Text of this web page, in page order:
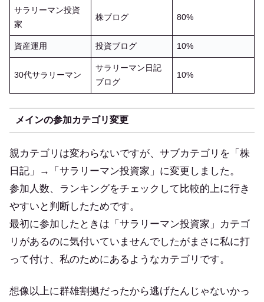
サラリーマン投資
家
株ブログ 80%
資産運用 投資ブログ 10%
30代サラリーマン
サラリーマン日記
ブログ
10%
メインの参加カテゴリ変更
親カテゴリは変わらないですが、サブカテゴリを「株
日記」→「サラリーマン投資家」に変更しました。
参加人数、ランキングをチェックして比較的上に行き
やすいと判断したためです。
最初に参加したときは「サラリーマン投資家」カテゴ
リがあるのに気付いていませんでしたがまさに私に打
って付け、私のためにあるようなカテゴリです。
想像以上に群雄割拠だったから逃げたんじゃないかっ